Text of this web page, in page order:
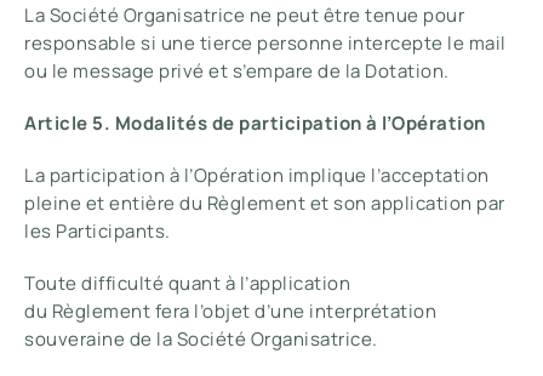
La Société Organisatrice ne peut être tenue pour
responsable si une tierce personne intercepte le mail
ou le message privé et s’empare de la Dotation.
Article 5. Modalités de participation à l’Opération
La participation à l’Opération implique l’acceptation
pleine et entière du Règlement et son application par
les Participants.
Toute difficulté quant à l’application
du Règlement fera l’objet d’une interprétation
souveraine de la Société Organisatrice.